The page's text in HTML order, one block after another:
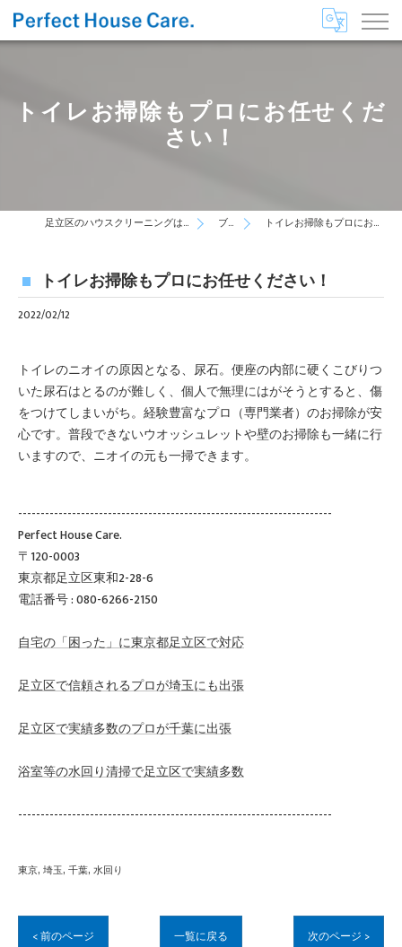
トイレお掃除もプロにお任せくだ
さい！
足立区のハウスクリーニングはPerfect House Care ブログ トイレお掃除もプロにお任せください！
トイレお掃除もプロにお任せください！
2022/02/12
トイレのニオイの原因となる、尿石。便座の内部に硬くこびりつ
いた尿石はとるのが難しく、個人で無理にはがそうとすると、傷
をつけてしまいがち。経験豊富なプロ（専門業者）のお掃除が安
心です。普段できないウオッシュレットや壁のお掃除も一緒に行
いますので、ニオイの元も一掃できます。
----------------------------------------------------------------------
Perfect House Care.
〒120-0003
東京都足立区東和2-28-6
電話番号 : 080-6266-2150
自宅の「困った」に東京都足立区で対応
足立区で信頼されるプロが埼玉にも出張
足立区で実績多数のプロが千葉に出張
浴室等の水回り清掃で足立区で実績多数
----------------------------------------------------------------------
東京 埼玉 千葉 水回り
< 前のページ 一覧に戻る 次のページ >